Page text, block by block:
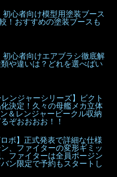
初心者向け模型用塗装ブース
！おすすめの塗装ブースも
初心者向けエアブラシ徹底解
や違いは？どれを選べばい
レンジャーシリーズ】ビクト
決定！久々の母艦メカ立体
＆レンジャービークル収納
ぞおおおお！！
ロボ】正式発表で詳細な仕様
、ファイターの変形ギミッ
ファイターは全員ポージン
ン限定で予約もスタートし